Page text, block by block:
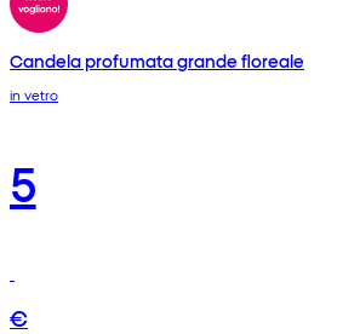
Candela profumata grande floreale
in vetro
5
€